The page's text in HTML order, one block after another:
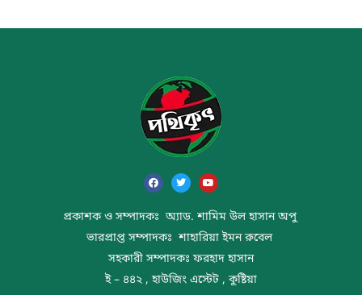
প্রকাশক ও সম্পাদকঃ অ্যাড. শামিম উল হাসান অপু
ভারপ্রাপ্ত সম্পাদকঃ শাহারিয়া ইমন রুবেল
সহকারী সম্পাদকঃ ফরহাদ হাসান
ই – ৪৪২ , হাউজিং এস্টেট , কুষ্টিয়া